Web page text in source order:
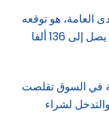
العامة، هو توقعه
مزيدا من الانهيار المتدرج لسعر صرف الليرة في الأعوام الثلاثة المقبلة، محددا 2025 عام بدء ارتفاع سعر صرف الدولار إلى 115.000 ليرة بنسبة 28.5%، يليه عام 2026 ارتفاع إضافي يصل إلى 136 ألفا
في السوق تقلصت
لشراء